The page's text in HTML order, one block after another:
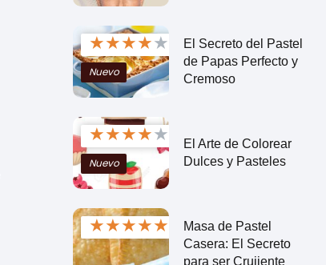
★★★★★
Nuevo
El Secreto del Pastel
de Papas Perfecto y
Cremoso
★★★★★
Nuevo
El Arte de Colorear
Dulces y Pasteles
★★★★★
Masa de Pastel
Casera: El Secreto
para ser Crujiente